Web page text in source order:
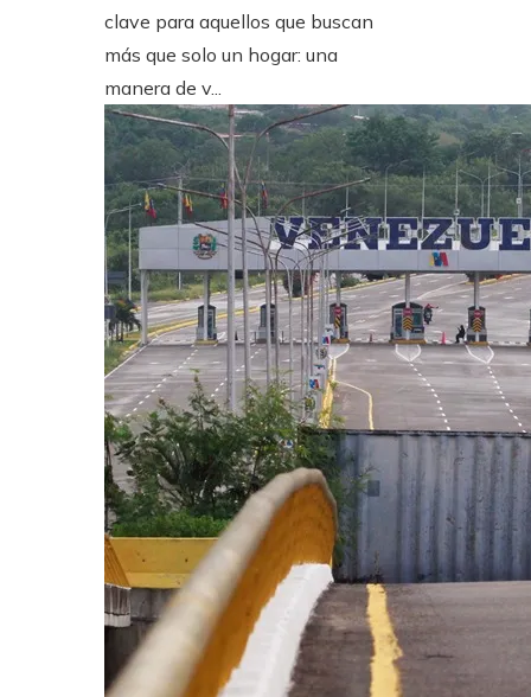
clave para aquellos que buscan
más que solo un hogar: una
manera de v...